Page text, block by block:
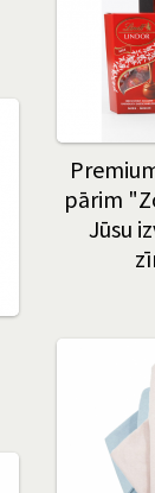
pārim
Jūsu